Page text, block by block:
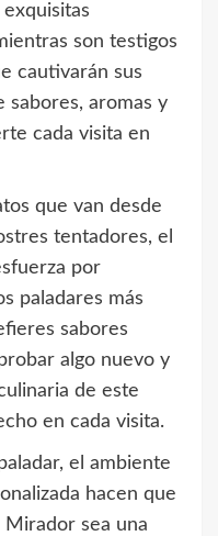
son testigos
cautivarán sus
sabores, aromas y
cada visita en
que van desde
tentadores, el
por
paladares más
sabores
algo nuevo y
de este
en cada visita.
el ambiente
hacen que
Mirador sea una